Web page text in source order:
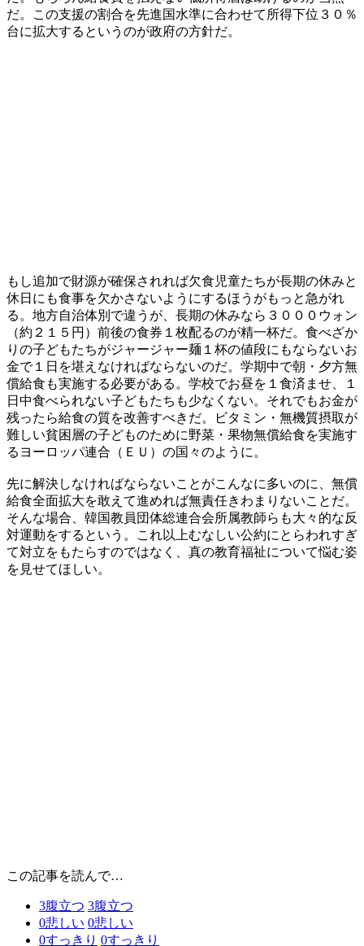
だ。この支援の割合を先進国水準に合わせて所得下位３０％
台に拡大するというのが政府の方針だ。
もし追加で財源が確保されれば欠食児童たちが長期の休みと
休日にも食事を欠かさないようにするほうがもっと急がれ
る。地方自治体別で違うが、長期の休みなら３０００ウォン
（約２１５円）前後の食券１枚配るのが精一杯だ。食べざか
りの子どもたちがジャージャー麺１杯の値段にもならないお
金で１日を堪えなければならないのだ。学期中で朝・夕方無
償給食も実施する必要がある。学校でお昼を１食済ませ、１
日中食べられない子どもたちも少なくない。それでもお金が
残ったら給食の質を改善すべきだ。ビタミン・無機質摂取が
難しい貧困層の子どものために野菜・果物無償給食を実施す
るヨーロッパ連合（ＥＵ）の国々のように。
先に解決しなければならないことがこんなに多いのに、無償
給食全面拡大を敢えて進めれば無責任きわまりないことだ。
そんな場合、韓国教員団体総連合会所属教師らも大々的な反
対運動をするという。これ以上むなしい公約にとらわれすぎ
て対立をもたらすのではなく、真の教育福祉について悩む姿
を見せてほしい。
この記事を読んで…
3腹立つ 3腹立つ
0悲しい 0悲しい
0すっきり 0すっきり